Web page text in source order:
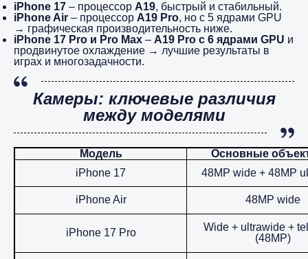
iPhone 17 – процессор A19, быстрый и стабильный.
iPhone Air – процессор A19 Pro, но с 5 ядрами GPU
→ графическая производительность ниже.
iPhone 17 Pro и Pro Max – A19 Pro с 6 ядрами GPU и
продвинутое охлаждение → лучшие результаты в
играх и многозадачности.
Камеры: ключевые различия
между моделями
Модель
Основные
iPhone 17
48MP wide + 48MP
iPhone Air 48MP wide
iPhone 17 Pro
Wide + ultrawide +
(48MP)